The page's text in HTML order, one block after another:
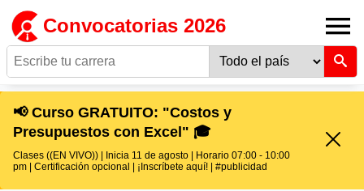
Convocatorias 2026
📢 Curso GRATUITO: "Costos y
Presupuestos con Excel" 🎓
Clases ((EN VIVO)) | Inicia 11 de agosto | Horario 07:00 - 10:00
pm | Certificación opcional | ¡Inscríbete aquí! | #publicidad